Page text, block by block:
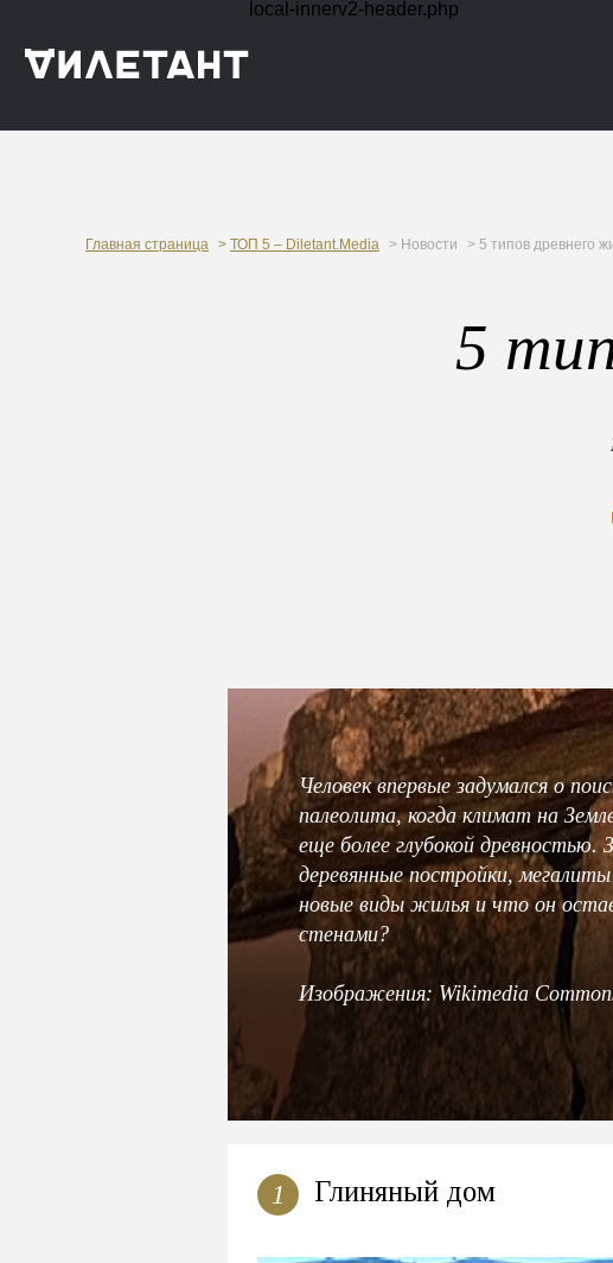
local-innerv2-header.php
Главная страница > ТОП 5 – Diletant.Media > Новости > 5 типов древнего
5
Человек впервые задумался о
палеолита, когда климат на
еще более глубокой древностью.
деревянные постройки,
новые виды жилья и что он
стенами?
Изображения: Wikimedia
1 Глиняный дом